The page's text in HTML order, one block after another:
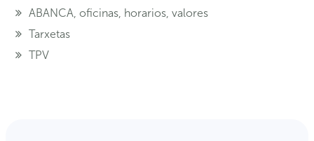
ABANCA, oficinas, horarios, valores
Tarxetas
TPV